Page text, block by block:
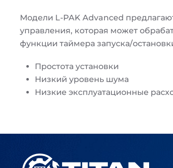
Модели L-PAK Advanced
управления, которая может
функции таймера запуска/
Простота установки
Низкий уровень шума
Низкие эксплуатационные